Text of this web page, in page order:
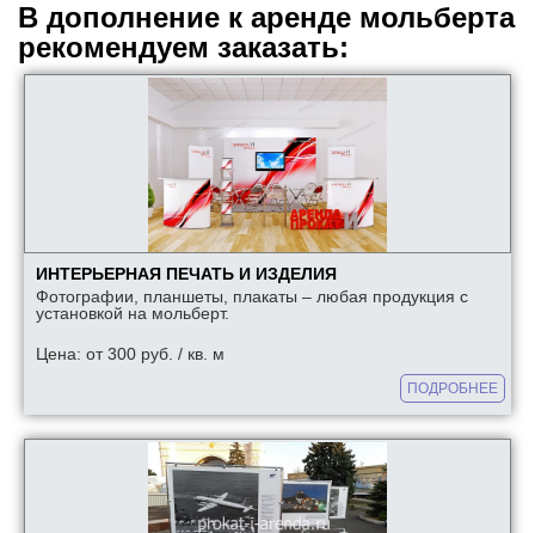
В дополнение к аренде мольберта
рекомендуем заказать:
ИНТЕРЬЕРНАЯ ПЕЧАТЬ И ИЗДЕЛИЯ
Фотографии, планшеты, плакаты – любая продукция с
установкой на мольберт.
Цена: от 300 руб. / кв. м
ПОДРОБНЕЕ